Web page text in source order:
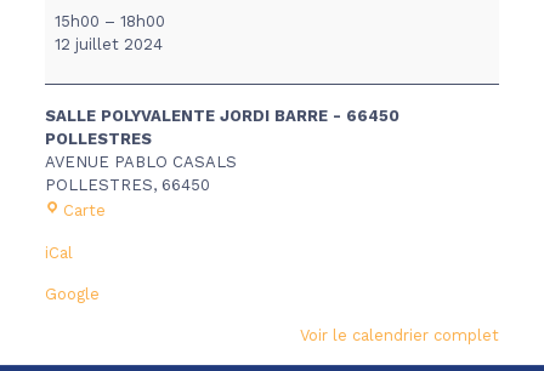
REMISE
DES
DIPLOMES
INFIRMIERS
15h00 – 18h00
12 juillet 2024
SALLE POLYVALENTE JORDI BARRE - 66450
POLLESTRES
AVENUE PABLO CASALS
POLLESTRES, 66450
CarteSALLE
iCal
Google
Voir le calendrier complet